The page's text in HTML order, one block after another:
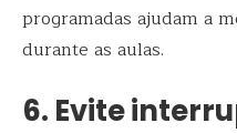
programadas ajudam a
durante as aulas.
6. Evite